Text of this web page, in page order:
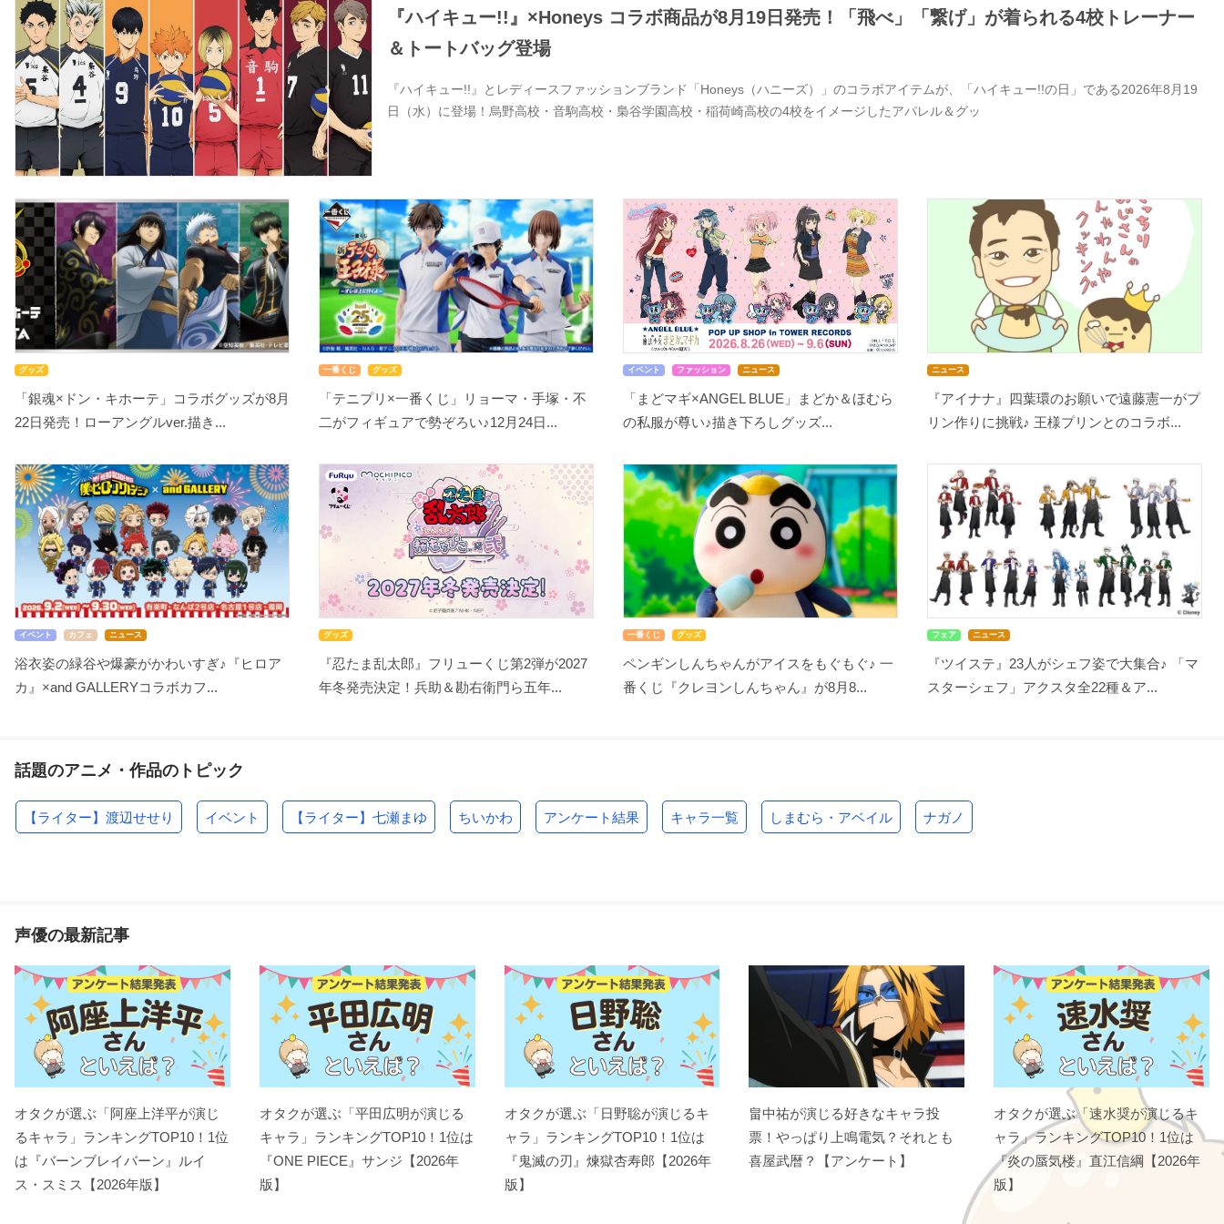
『ハイキュー!!』×Honeys コラボ商品が8月19日発売！「飛べ」「繋げ」が着られる4校トレーナー
＆トートバッグ登場
『ハイキュー!!』とレディースファッションブランド「Honeys（ハニーズ）」のコラボアイテムが、「ハイキュー!!の日」である2026年8月19
日（水）に登場！烏野高校・音駒高校・梟谷学園高校・稲荷崎高校の4校をイメージしたアパレル＆グッ
グッズ
「銀魂×ドン・キホーテ」コラボグッズが8月
22日発売！ローアングルver.描き...
一番くじ グッズ
「テニプリ×一番くじ」リョーマ・手塚・不
二がフィギュアで勢ぞろい♪12月24日...
イベント ファッション ニュース
「まどマギ×ANGEL BLUE」まどか＆ほむら
の私服が尊い♪描き下ろしグッズ...
ニュース
『アイナナ』四葉環のお願いで遠藤憲一がプ
リン作りに挑戦♪ 王様プリンとのコラボ...
イベント カフェ ニュース
浴衣姿の緑谷や爆豪がかわいすぎ♪『ヒロア
カ』×and GALLERYコラボカフ...
グッズ
『忍たま乱太郎』フリューくじ第2弾が2027
年冬発売決定！兵助＆勘右衛門ら五年...
一番くじ グッズ
ペンギンしんちゃんがアイスをもぐもぐ♪ 一
番くじ『クレヨンしんちゃん』が8月8...
フェア ニュース
『ツイステ』23人がシェフ姿で大集合♪ 「マ
スターシェフ」アクスタ全22種＆ア...
話題のアニメ・作品のトピック
【ライター】渡辺せせり イベント 【ライター】七瀬まゆ ちいかわ アンケート結果 キャラ一覧 しまむら・アベイル ナガノ
声優の最新記事
オタクが選ぶ「阿座上洋平が演じ
るキャラ」ランキングTOP10！1位
は『バーンブレイバーン』ルイ
ス・スミス【2026年版】
オタクが選ぶ「平田広明が演じる
キャラ」ランキングTOP10！1位は
『ONE PIECE』サンジ【2026年
版】
オタクが選ぶ「日野聡が演じるキ
ャラ」ランキングTOP10！1位は
『鬼滅の刃』煉󠄁獄杏寿郎【2026年
版】
畠中祐が演じる好きなキャラ投
票！やっぱり上鳴電気？それとも
喜屋武暦？【アンケート】
オタクが選ぶ「速水奨が演じるキ
ャラ」ランキングTOP10！1位は
『炎の蜃気楼』直江信綱【2026年
版】